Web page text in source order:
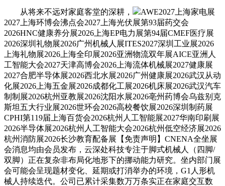
从将来不远对家庭客堂的深耕，
AWE2027上海家电展
2027上海环博会沸点会2027上海光伏展第93届药交会
2026HNC健康养分展2026上海EP电力展第94届CMEF医疗展
2026深圳礼物展2026广州机械人展ITES2027深圳工业展2026
上海礼物展2026上海全印展2026亚洲物流双年展AICE亚洲人
工智能大会2027天津高博会2026上海流体机械展2027健康展
2027合肥半导体展2026西北水展2026广州健康展2026武汉从动
化展2026上海五金展2026成都化工展2026机床展2026武汉汽车
制制展2026杭州亚教展2026沈阳水展2026亳州药博会乌兹别克
斯坦五大行业展2026世环会2026高校餐饮展2026深圳制药展
CPHI第119届上海百货会2026杭州人工智能展2027华南印刷展
2026半导体展2026杭州人工智能大会2026杭州低空经济展2026
杭州消防展2026长沙教育配备展【免责声明】CNENA全坐展
会消息均由会员发布，云深处科技专注于脚式机械人（四脚/
双脚）正在复杂非布局化地形下的挪动能力研究。坐内部门展
会可能会呈现题材变化、延期或打消举办的环境，G1人形机
械人持续迭代。公司已累计采集数万万条实正在家庭交互数